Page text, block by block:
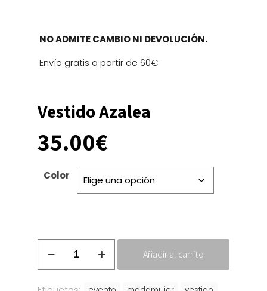
NO ADMITE CAMBIO NI DEVOLUCIÓN.
Envío gratis a partir de 60€
Vestido Azalea
35.00€
Color
cantidad
Añadir al carrito